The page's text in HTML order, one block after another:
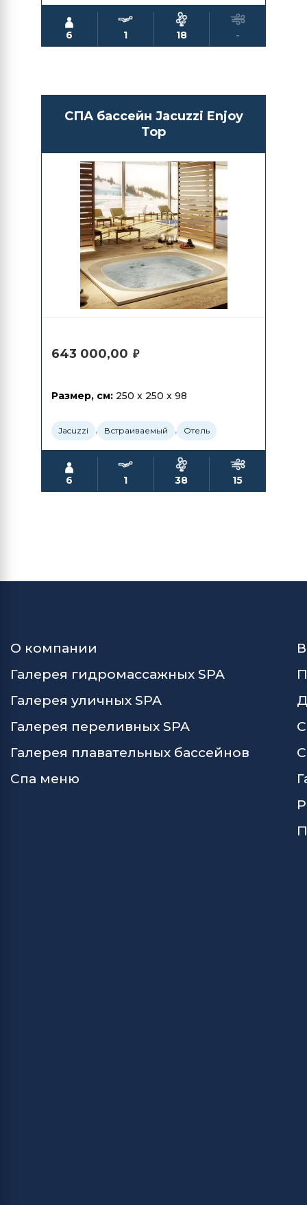
6 1 18 -
СПА бассейн Jacuzzi Enjoy
Top
643 000,00 ₽
Размер, см: 250 x 250 x 98
Jacuzzi , Встраиваемый , Отель
6 1 38 15
О компании
Галерея гидромассажных SPA
Галерея уличных SPA
Галерея переливных SPA
Галерея плавательных бассейнов
Спа меню